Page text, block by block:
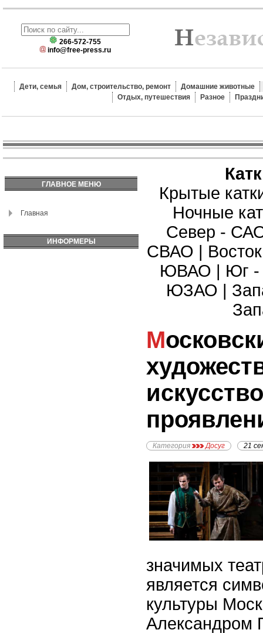
266-572-755
info@free-press.ru
Дети, семья Дом, строительство, ремонт
Домашние животные
Отдых, путешествия
Разное
ГЛАВНОЕ МЕНЮ
Главная
ИНФОРМЕРЫ
Крытые
Ночные
Север -
СВАО |
ЮВАО | Юг
ЮЗАО |
Московский
Категория Досуг 21
значимых
является
культуры
Александром